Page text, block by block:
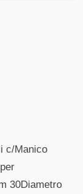
c/Manico
30Diametro